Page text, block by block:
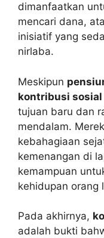
dimanfaatkan
mencari dana,
inisiatif yang
nirlaba.
Meskipun
kontribusi sosial
tujuan baru dan
mendalam.
kebahagiaan
kemenangan di
kemampuan
kehidupan orang
Pada akhirnya,
adalah bukti